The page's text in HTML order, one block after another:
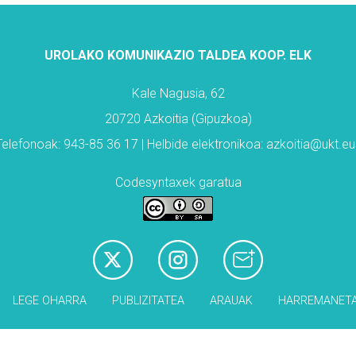
UROLAKO KOMUNIKAZIO TALDEA KOOP. ELK
Kale Nagusia, 62
20720 Azkoitia (Gipuzkoa)
943-85 36 17 | Helbide elektronikoa:
Codesyntaxek garatua
LEGE OHARRA PUBLIZITATEA ARAUAK